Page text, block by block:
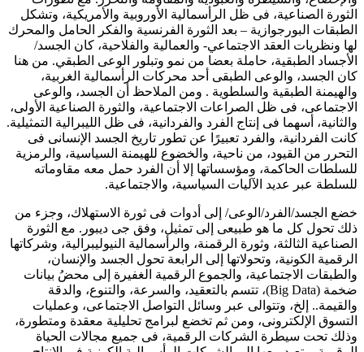
الثورة الصناعية، فى ظل الرأسمالية الأوروبية والأمريكية، وتشكل
الطبقات البورجوازية – بعد الثورة الفرنسية والفكر الحامل والمحرك
لها ونظريات العقد الاجتماعي- والعمالية والفلاحية، كان الجسد/
الأجساد الطبقية، حاملة بعضا من نمو وتبلور الوعى الطبقي. من هنا
كان الجسد، والوعى الطبقى أحد محركات الرأسمالية الغربية،
والهيمنة الطبقية والسلطوية . ومن الملاحظ أن الجسد، والوعى
الاجتماعى، فى ظل الصراعات الاجتماعية، والثورة الصناعية الأولى،
والثانية، أسهما فى إنتاج الفرد والفردانية، فى ظل الليبرالية التمثيلية.
كانت الفردانية، والفرد تعبيرًا عن تطور تاريخ الجسد الإنسانى فى
التحرر من القيود، من ناحية، والخضوع للهيمنة السياسية، والرمزية
للسلطات الحاكمة، ومؤسساتها إلا أن الفرد حمل معه مقاوماته
للسلطة عبر عديد الآليات السياسية، والاجتماعية.
خضع الجسد/الفرد/الوعى/ إلى أدوات فى ثورة الاستهلاك، وجزء من
ذلك تحول كل ما هو طبيعى إلى تمثيل، وفق جى ديبور. مع الثورة
الصناعية الثالثة، وثورة الرقمنة، والرأسمالية النيوليبرالية، وشركاتها
الرقمية الكونية، وتحولاتها إلى الرابعة تحول الجسد والإنسان،
والطبقات الاجتماعية، والجموع الرقمية الغفيرة إلى محضُ بيانات
ضخمة (Big Data)، تتسم بالتعقيد، والسرعة، والتنوع، والدقة
والقيمة.. إلخ، وتتوالى عبر وسائل التواصل الاجتماعى، وعمليات
التسوق الإلكترونى، ومن ثم تخضع لبرامج تحليلية معقدة ومتطورة،
وذلك تحت سيطرة الشركات الرقمية، فى جميع مجالات الحياة